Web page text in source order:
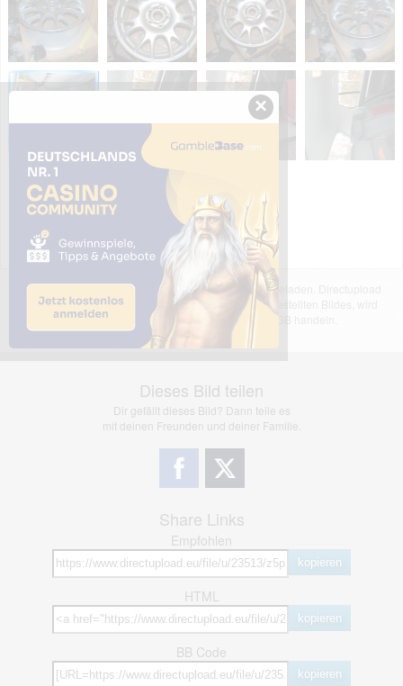
Das dargestellte Bild wurde von einem Nutzer hochgeladen. Directupload
übernimmt keinerlei Haftung für den Inhalt des dargestellten Bildes, wird
jedoch bei Verstößen nach §2(3) unserer AGB handeln.
Dieses Bild teilen
Dir gefällt dieses Bild? Dann teile es
mit deinen Freunden und deiner Familie.
Share Links
Empfohlen
kopieren
HTML
kopieren
BB Code
kopieren
×